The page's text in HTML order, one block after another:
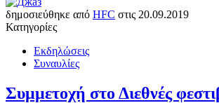
δημοσιεύθηκε από HFC στις 20.09.2019
Κατηγορίες
Εκδηλώσεις
Συναυλίες
Συμμετοχή στο Διεθνές